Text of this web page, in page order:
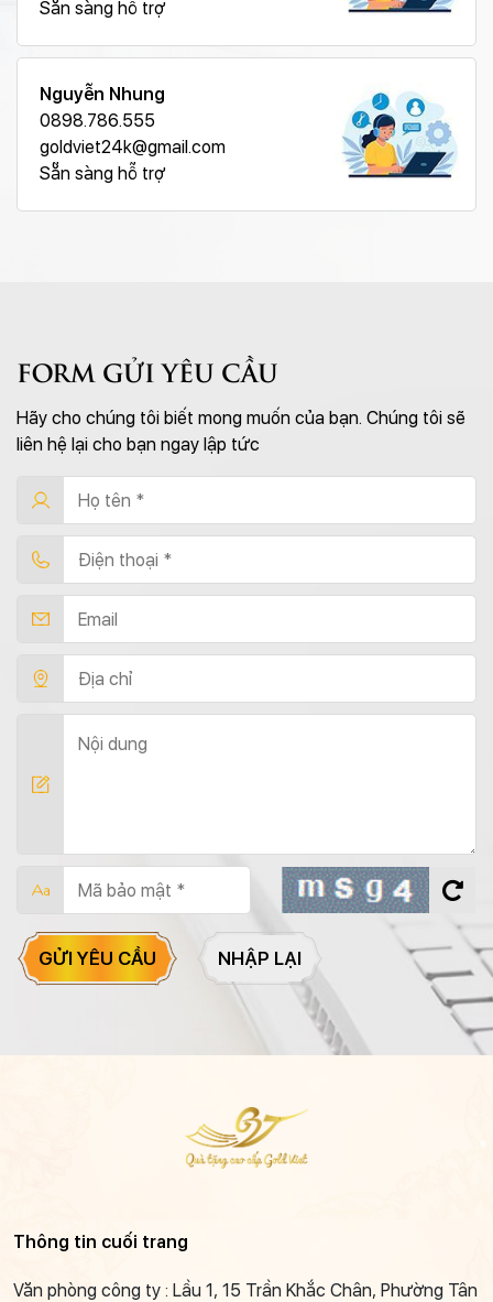
Sẵn sàng hỗ trợ
Nguyễn Nhung
0898.786.555
goldviet24k@gmail.com
Sẵn sàng hỗ trợ
FORM GỬI YÊU CẦU
Hãy cho chúng tôi biết mong muốn của bạn. Chúng tôi sẽ
liên hệ lại cho bạn ngay lập tức
GỬI YÊU CẦU NHẬP LẠI
Thông tin cuối trang
Văn phòng công ty : Lầu 1, 15 Trần Khắc Chân, Phường Tân